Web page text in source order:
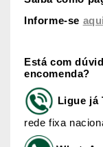
Informe-se
Está com
encomenda?
Ligue já
rede fixa